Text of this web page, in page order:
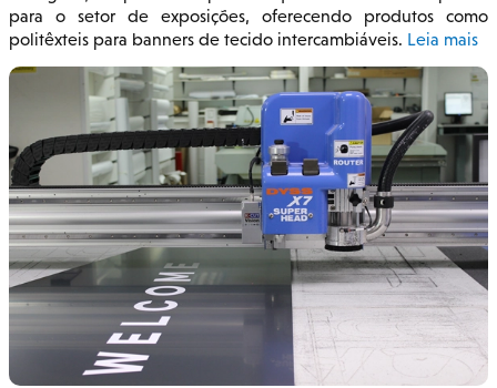
para o setor de exposições, oferecendo produtos como
politêxteis para banners de tecido intercambiáveis. Leia mais